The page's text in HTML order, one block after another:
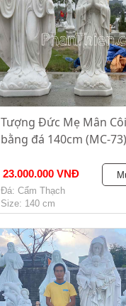
Tượng Đức Mẹ Mân
bằng đá 140cm (MC-73)
23.000.000 VNĐ
Đá: Cẩm Thạch
Size: 140 cm